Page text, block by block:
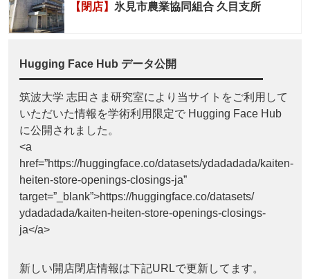
【閉店】 氷見市農業協同組合 久目支所
Hugging Face Hub データ公開
筑波大学 志田さま研究室により当サイトをご利用して
いただいた情報を学術利用限定で Hugging Face Hub
に公開されました。
<a
href=”https://huggingface.co/datasets/ydadadada/kaiten-
heiten-store-openings-closings-ja”
target=”_blank”>https://huggingface.co/datasets/
ydadadada/kaiten-heiten-store-openings-closings-
ja</a>
新しい開店閉店情報は下記URLで更新してます。